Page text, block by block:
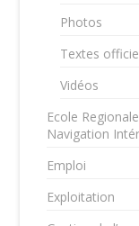
Photos
Textes
Vidéos
Ecole
Navigation
Emploi
Exploitation